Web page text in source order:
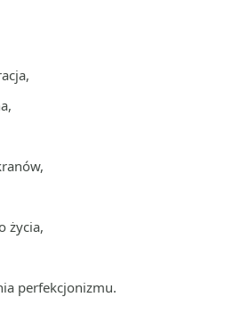
życia,
perfekcjonizmu.